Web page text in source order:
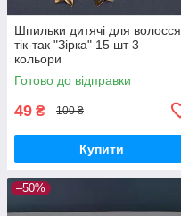
Шпильки дитячі для волосся
тік-так "Зірка" 15 шт 3
кольори
Готово до відправки
49 ₴ 100 ₴
Купити
–50%